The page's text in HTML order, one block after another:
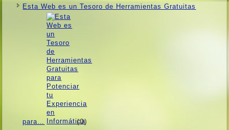
Esta Web es un Tesoro de Herramientas Gratuitas
para… (0)